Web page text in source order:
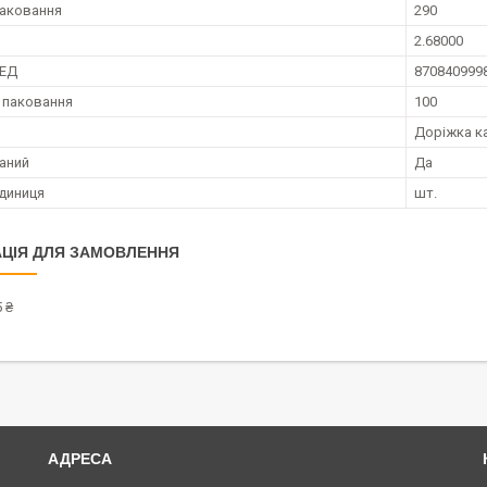
290
2.68000
100
Доріжка
Да
шт.
ДЛЯ ЗАМОВЛЕННЯ
₴